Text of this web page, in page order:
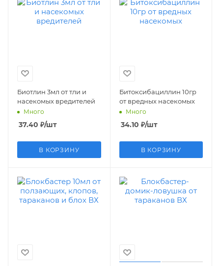
Биотлин 3мл от тли и
насекомых вредителей
Много
37.40 ₽/шт
В КОРЗИНУ
Битоксибациллин 10гр
от вредных насекомых
Много
34.10 ₽/шт
В КОРЗИНУ